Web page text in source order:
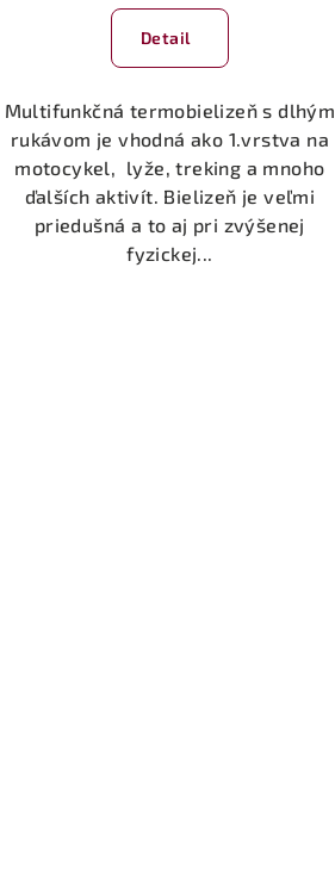
Detail
Multifunkčná termobielizeň s dlhým
rukávom je vhodná ako 1.vrstva na
motocykel, lyže, treking a mnoho
ďalších aktivít. Bielizeň je veľmi
priedušná a to aj pri zvýšenej
fyzickej...